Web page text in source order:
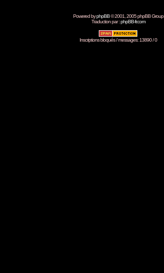
Powered byphpBB© 2001, 2005 phpBB Group
Traduction par :phpBB-fr.com
Inscriptions bloqués / messages: 13890 / 0